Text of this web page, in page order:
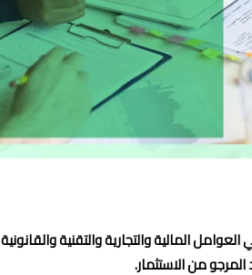
المالية والتجارية والتقنية والقانونية
من الاستثمار.